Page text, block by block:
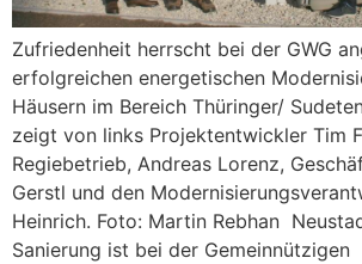
Zufriedenheit herrscht bei der GWG
erfolgreichen energetischen
Häusern im Bereich Thüringer/
zeigt von links Projektentwickler Tim
Regiebetrieb, Andreas Lorenz,
Gerstl und den
Heinrich. Foto: Martin Rebhan
Sanierung ist bei der Gemeinnützigen